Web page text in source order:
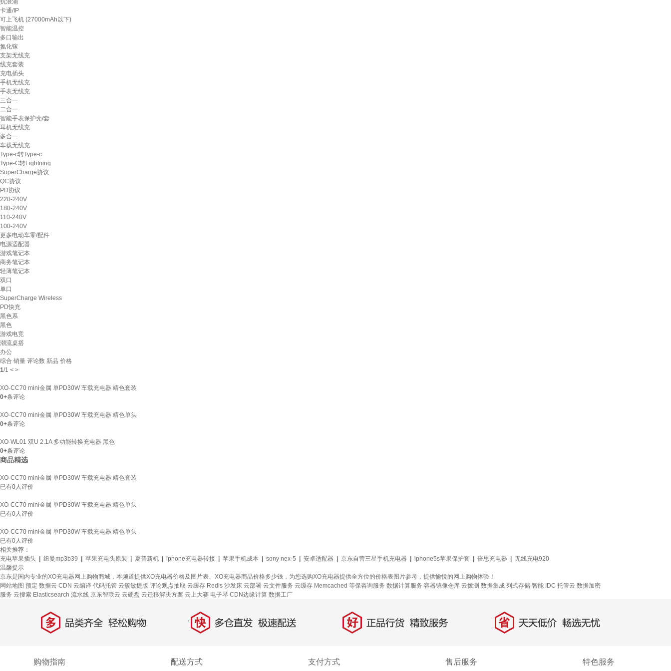
抗浪涌
卡通/IP
可上飞机 (27000mAh以下)
智能温控
多口输出
氮化镓
支架无线充
线充套装
充电插头
手机无线充
手表无线充
三合一
二合一
智能手表保护壳/套
耳机无线充
多合一
车载无线充
Type-c转Type-c
Type-C转Lightning
SuperCharge协议
QC协议
PD协议
220-240V
180-240V
110-240V
100-240V
更多电动车零/配件
电源适配器
游戏笔记本
商务笔记本
轻薄笔记本
双口
单口
SuperCharge Wireless
PD快充
黑色系
黑色
游戏电竞
潮流桌搭
办公
综合 销量 评论数 新品 价格
1/1 < >
XO-CC70 mini金属 单PD30W 车载充电器 靖色套装
0+条评论
XO-CC70 mini金属 单PD30W 车载充电器 靖色单头
0+条评论
XO-WL01 双U 2.1A 多功能转换充电器 黑色
0+条评论
商品精选
XO-CC70 mini金属 单PD30W 车载充电器 靖色套装
已有0人评价
XO-CC70 mini金属 单PD30W 车载充电器 靖色单头
已有0人评价
XO-CC70 mini金属 单PD30W 车载充电器 靖色单头
已有0人评价
相关推荐：
充电苹果插头
纽曼mp3b39 苹果充电头原装 夏普新机 iphone充电器转接 苹果手机成本 sony nex-5 安卓适配器 京东自营三星手机充电器 iphone5s苹果保护套 倍思充电器
无线充电920
温馨提示
京东是国内专业的XO充电器网上购物商城，本频道提供XO充电器价格及图片表、XO充电器商品价格多少钱，为您选购XO充电器提供全方位的价格表图片参考，提供愉悦的网上购物体验！
网站地图 预定 数据云 CDN 云编译 代码托管 云簇敏捷版 评论观点抽取 云缓存 Redis 沙发床 云部署 云文件服务 云缓存 Memcached 等保咨询服务 数据计算服务 容器镜像仓库 云拨测 数据集成 列式存储 智能 IDC 托管云 数据加密
服务 云搜索 Elasticsearch 流水线 京东智联云 云硬盘 云迁移解决方案 云上大赛 电子琴 CDN边缘计算 数据工厂
多 品类齐全，轻松购物 快 多仓直发，极速配送 好 正品行货，精致服务 省 天天低价，畅选无忧
购物指南 配送方式 支付方式 售后服务 特色服务